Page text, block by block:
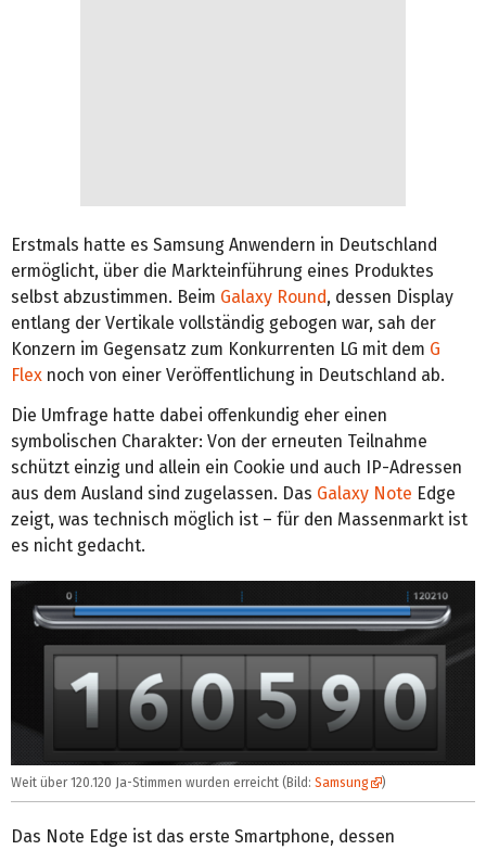
Erstmals hatte es Samsung Anwendern in Deutschland
ermöglicht, über die Markteinführung eines Produktes
selbst abzustimmen. Beim Galaxy Round, dessen Display
entlang der Vertikale vollständig gebogen war, sah der
Konzern im Gegensatz zum Konkurrenten LG mit dem G
Flex noch von einer Veröffentlichung in Deutschland ab.
Die Umfrage hatte dabei offenkundig eher einen
symbolischen Charakter: Von der erneuten Teilnahme
schützt einzig und allein ein Cookie und auch IP-Adressen
aus dem Ausland sind zugelassen. Das Galaxy Note Edge
zeigt, was technisch möglich ist – für den Massenmarkt ist
es nicht gedacht.
Weit über 120.120 Ja-Stimmen wurden erreicht (Bild: Samsung )
Das Note Edge ist das erste Smartphone, dessen